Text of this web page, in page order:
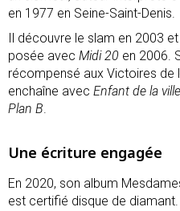
en 1977 en Seine-Saint-Denis.
Il découvre le slam en 2003
posée avec Midi 20 en 2006.
récompensé aux Victoires de
enchaîne avec Enfant de la ville
Plan B.
Une écriture engagée
En 2020, son album
est certifié disque de diamant.